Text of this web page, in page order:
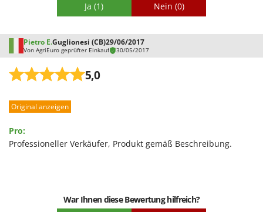
WIDU
Wiper EcoRobot
Wolf Garten
Worx
Y Yard Force
Ja (1) Nein (0)
Pietro E.Guglionesi (CB)29/06/2017
Von AgriEuro geprüfter Einkauf 30/05/2017
5,0
Original anzeigen
Pro:
Professioneller Verkäufer, Produkt gemäß Beschreibung.
War Ihnen diese Bewertung hilfreich?